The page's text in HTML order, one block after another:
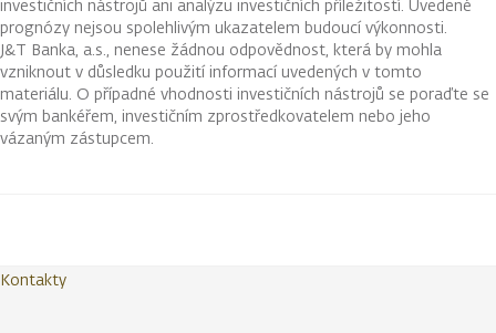
investičních nástrojů ani analýzu investičních příležitostí. Uvedené
prognózy nejsou spolehlivým ukazatelem budoucí výkonnosti.
J&T Banka, a.s., nenese žádnou odpovědnost, která by mohla
vzniknout v důsledku použití informací uvedených v tomto
materiálu. O případné vhodnosti investičních nástrojů se poraďte se
svým bankéřem, investičním zprostředkovatelem nebo jeho
vázaným zástupcem.
Kontakty